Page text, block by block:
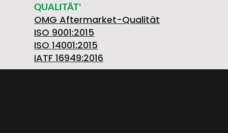
QUALITÄT'
OMG Aftermarket-Qualität
ISO 9001:2015
ISO 14001:2015
IATF 16949:2016